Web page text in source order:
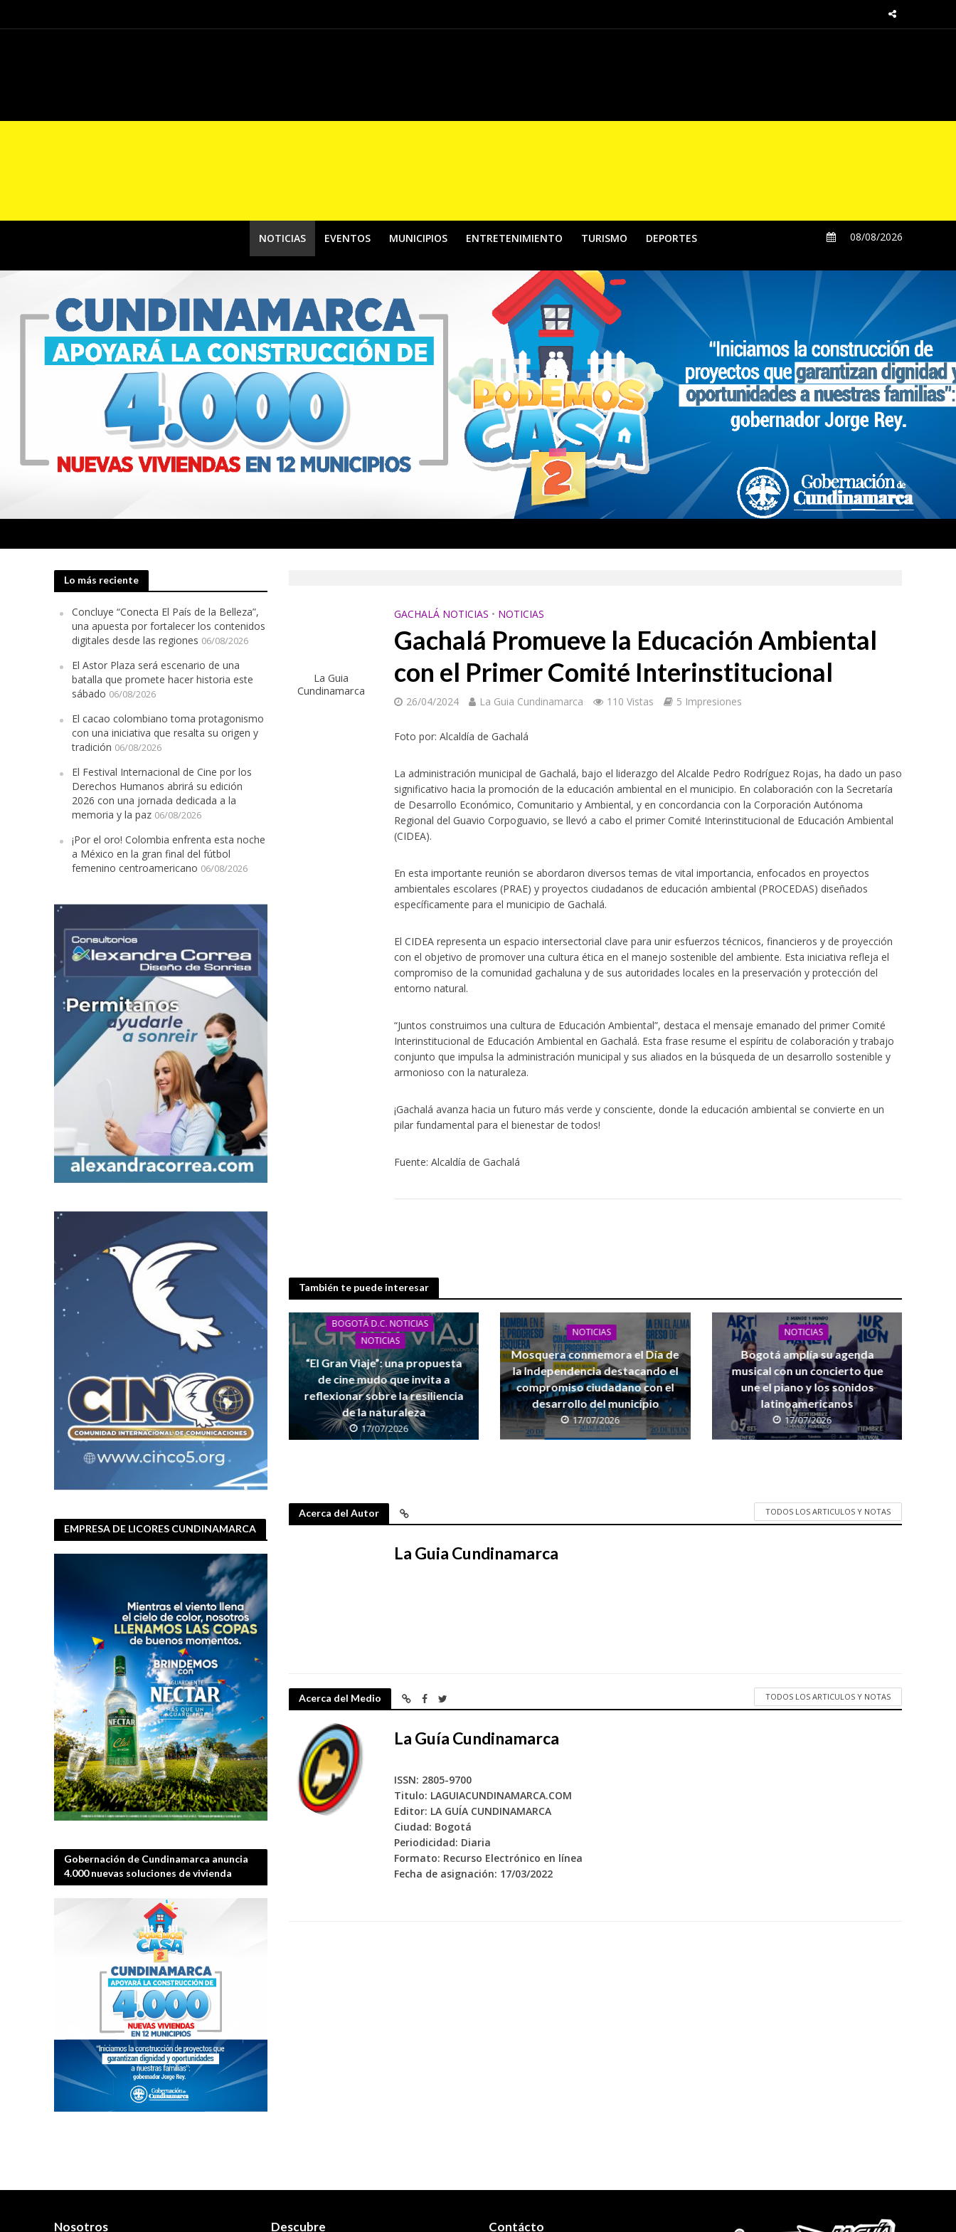
Concluye “Conecta El País de la Belleza”, una apuesta por fortalecer los contenidos digitales desde las regiones
El Astor Plaza será escenario de una batalla que promete hacer historia este sábado
¡Por el oro! Colombia enfrenta esta noche a México en la gran final del fútbol femenino centroamericano
Festival NATUR 2026 pondrá en el centro del debate el turismo responsable y sostenible con actividades en Bogotá y Guasca
Programas internacionales de formación deportiva continúan ampliando su presencia en Colombia
Cundinamarca proyecta la construcción de 4.000 nuevas viviendas en 12 municipios
Empresa de Licores de Cundinamarca fortalece su estrategia comercial con nuevo distribuidor para Bogotá y el departamento
IFLS + EICI 2026 cierra una nueva edición con la mirada puesta en la competitividad del sector cuero y calzado
NOTICIAS EVENTOS MUNICIPIOS ENTRETENIMIENTO TURISMO DEPORTES 08/08/2026
Lo más reciente
Concluye “Conecta El País de la Belleza”,
una apuesta por fortalecer los contenidos
digitales desde las regiones 06/08/2026
El Astor Plaza será escenario de una
batalla que promete hacer historia este
sábado 06/08/2026
El cacao colombiano toma protagonismo
con una iniciativa que resalta su origen y
tradición 06/08/2026
El Festival Internacional de Cine por los
Derechos Humanos abrirá su edición
2026 con una jornada dedicada a la
memoria y la paz 06/08/2026
¡Por el oro! Colombia enfrenta esta noche
a México en la gran final del fútbol
femenino centroamericano 06/08/2026
EMPRESA DE LICORES CUNDINAMARCA
Gobernación de Cundinamarca anuncia
4.000 nuevas soluciones de vivienda
La Guia
Cundinamarca
GACHALÁ NOTICIAS • NOTICIAS
Gachalá Promueve la Educación Ambiental
con el Primer Comité Interinstitucional
26/04/2024 La Guia Cundinamarca 110 Vistas 5 Impresiones
Foto por: Alcaldía de Gachalá
La administración municipal de Gachalá, bajo el liderazgo del Alcalde Pedro Rodríguez Rojas, ha dado un paso
significativo hacia la promoción de la educación ambiental en el municipio. En colaboración con la Secretaría
de Desarrollo Económico, Comunitario y Ambiental, y en concordancia con la Corporación Autónoma
Regional del Guavio Corpoguavio, se llevó a cabo el primer Comité Interinstitucional de Educación Ambiental
(CIDEA).
En esta importante reunión se abordaron diversos temas de vital importancia, enfocados en proyectos
ambientales escolares (PRAE) y proyectos ciudadanos de educación ambiental (PROCEDAS) diseñados
específicamente para el municipio de Gachalá.
El CIDEA representa un espacio intersectorial clave para unir esfuerzos técnicos, financieros y de proyección
con el objetivo de promover una cultura ética en el manejo sostenible del ambiente. Esta iniciativa refleja el
compromiso de la comunidad gachaluna y de sus autoridades locales en la preservación y protección del
entorno natural.
“Juntos construimos una cultura de Educación Ambiental”, destaca el mensaje emanado del primer Comité
Interinstitucional de Educación Ambiental en Gachalá. Esta frase resume el espíritu de colaboración y trabajo
conjunto que impulsa la administración municipal y sus aliados en la búsqueda de un desarrollo sostenible y
armonioso con la naturaleza.
¡Gachalá avanza hacia un futuro más verde y consciente, donde la educación ambiental se convierte en un
pilar fundamental para el bienestar de todos!
Fuente: Alcaldía de Gachalá
También te puede interesar
BOGOTÁ D.C. NOTICIAS
NOTICIAS
“El Gran Viaje”: una propuesta
de cine mudo que invita a
reflexionar sobre la resiliencia
de la naturaleza
17/07/2026
NOTICIAS
Mosquera conmemora el Día de
la Independencia destacando el
compromiso ciudadano con el
desarrollo del municipio
17/07/2026
NOTICIAS
Bogotá amplía su agenda
musical con un concierto que
une el piano y los sonidos
latinoamericanos
17/07/2026
Acerca del Autor TODOS LOS ARTICULOS Y NOTAS
La Guia Cundinamarca
Acerca del Medio TODOS LOS ARTICULOS Y NOTAS
La Guía Cundinamarca
ISSN: 2805-9700
Titulo: LAGUIACUNDINAMARCA.COM
Editor: LA GUÍA CUNDINAMARCA
Ciudad: Bogotá
Periodicidad: Diaria
Formato: Recurso Electrónico en línea
Fecha de asignación: 17/03/2022
Nosotros Descubre Contácto